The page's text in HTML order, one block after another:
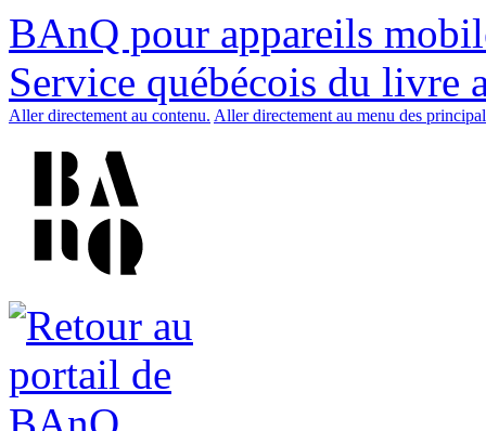
BAnQ pour appareils
Service québécois du livre
Aller directement au contenu. Aller directement au menu des